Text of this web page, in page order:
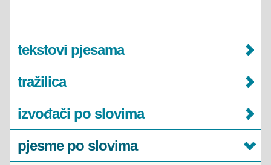
tekstovi pjesama
tražilica
izvođači po slovima
pjesme po slovima